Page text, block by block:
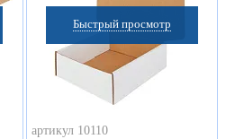
Быстрый просмотр
артикул 10110